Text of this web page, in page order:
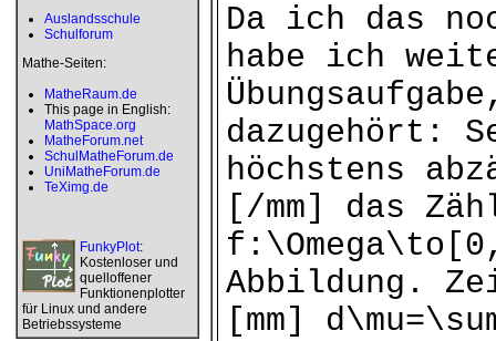
Auslandsschule
Schulforum
Mathe-Seiten:
MatheRaum.de
This page in English:
MathSpace.org
MatheForum.net
SchulMatheForum.de
UniMatheForum.de
TeXimg.de
FunkyPlot:
Kostenloser und
quelloffener
Funktionenplotter
für Linux und andere
Betriebssysteme
Da ich das
habe ich
dazugehört:
höchstens
[/mm] das
Abbildung.
[mm]